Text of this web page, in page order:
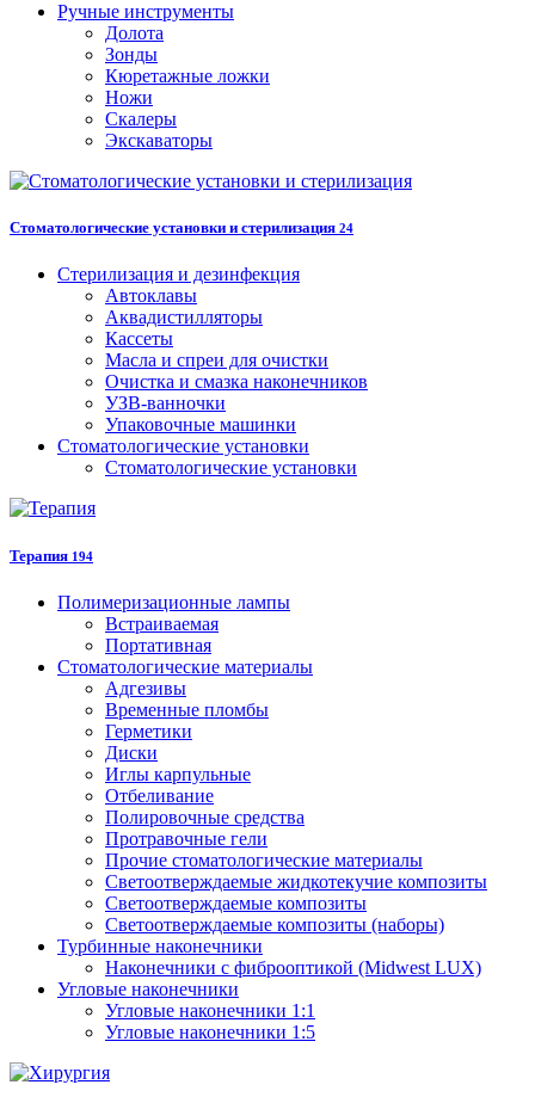
Ручные инструменты
Долота
Зонды
Кюретажные ложки
Ножи
Скалеры
Экскаваторы
Стоматологические установки и стерилизация 24
Стерилизация и дезинфекция
Автоклавы
Аквадистилляторы
Кассеты
Масла и спреи для очистки
Очистка и смазка наконечников
УЗВ-ванночки
Упаковочные машинки
Стоматологические установки
Стоматологические установки
Терапия 194
Полимеризационные лампы
Встраиваемая
Портативная
Стоматологические материалы
Адгезивы
Временные пломбы
Герметики
Диски
Иглы карпульные
Отбеливание
Полировочные средства
Протравочные гели
Прочие стоматологические материалы
Светоотверждаемые жидкотекучие композиты
Светоотверждаемые композиты
Светоотверждаемые композиты (наборы)
Турбинные наконечники
Наконечники с фиброоптикой (Midwest LUX)
Угловые наконечники
Угловые наконечники 1:1
Угловые наконечники 1:5